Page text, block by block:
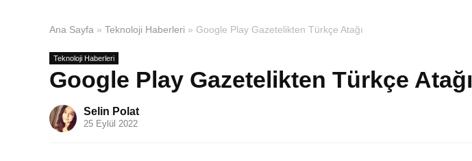
Ana Sayfa » Teknoloji Haberleri » Google Play Gazetelikten Türkçe Atağı
Teknoloji Haberleri
Google Play Gazetelikten Türkçe Atağı
Selin Polat
25 Eylül 2022